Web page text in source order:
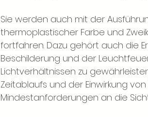
Sie werden auch mit der
thermoplastischer Farbe und
fortfahren. Dazu gehört auch die
Beschilderung und der
Lichtverhältnissen zu
Zeitablaufs und der Einwirkung
Mindestanforderungen an die